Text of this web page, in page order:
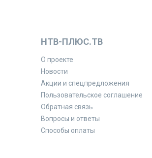
НТВ-ПЛЮС.ТВ
О проекте
Новости
Акции и спецпредложения
Пользовательское соглашение
Обратная связь
Вопросы и ответы
Способы оплаты